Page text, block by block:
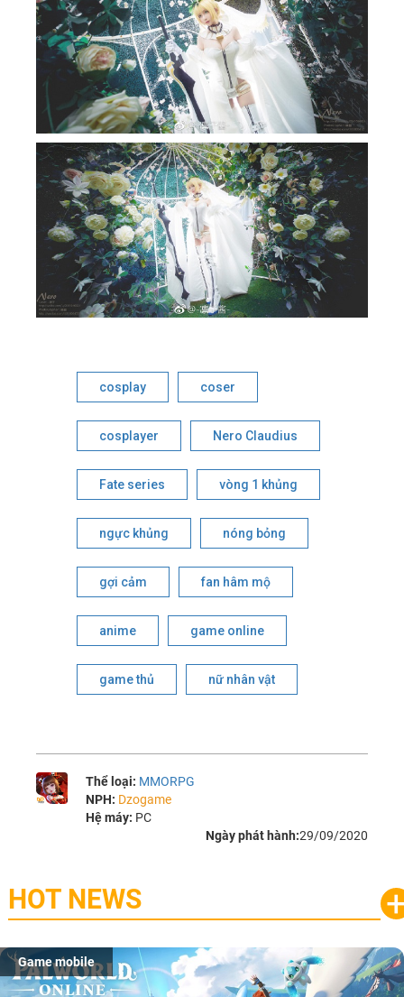
cosplay coser
cosplayer Nero Claudius
Fate series vòng 1 khủng
ngực khủng nóng bỏng
gợi cảm fan hâm mộ
anime game online
game thủ nữ nhân vật
Thể loại: MMORPG
NPH: Dzogame
Hệ máy: PC
Ngày phát hành:29/09/2020
HOT NEWS
Game mobile